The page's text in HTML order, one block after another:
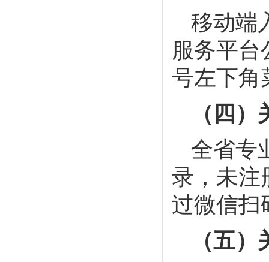
移动端
服务平台
号左下角
（四
全省专
录，未注
过微信扫
（五